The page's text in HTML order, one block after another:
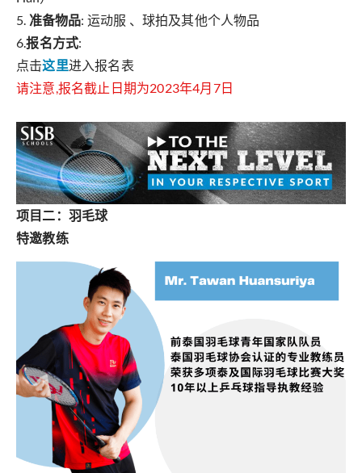
5. 准备物品: 运动服 、球拍及其他个人物品
6.报名方式:
点击这里进入报名表
请注意,报名截止日期为2023年4月7日
项目二：羽毛球
特邀教练